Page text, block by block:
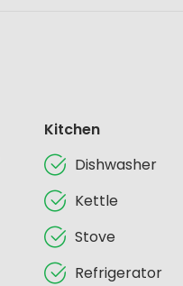
Kitchen
Dishwasher
Kettle
Stove
Refrigerator